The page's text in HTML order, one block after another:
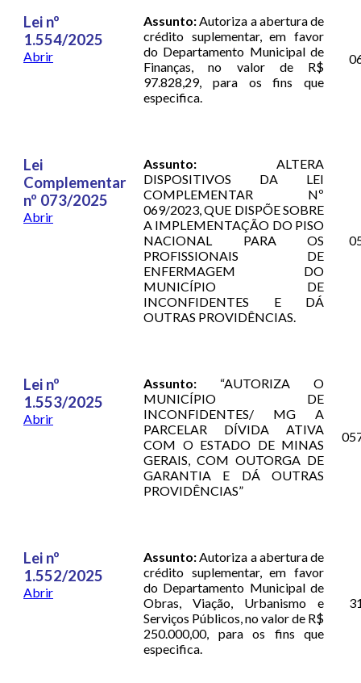
Lei nº
1.554/2025
Abrir
Assunto:Autoriza a abertura de
crédito suplementar, em favor
do Departamento Municipal de
Finanças, no valor de R$
97.828,29, para os fins que
especifica.
Lei
Complementar
nº 073/2025
Abrir
Assunto: ALTERA
DISPOSITIVOS DA LEI
COMPLEMENTAR Nº
069/2023, QUE DISPÕE SOBRE
A IMPLEMENTAÇÃO DO PISO
NACIONAL PARA OS
PROFISSIONAIS DE
ENFERMAGEM DO
MUNICÍPIO DE
INCONFIDENTES E DÁ
OUTRAS PROVIDÊNCIAS.
Lei nº
1.553/2025
Abrir
Assunto: “AUTORIZA O
MUNICÍPIO DE
INCONFIDENTES/ MG A
PARCELAR DÍVIDA ATIVA
COM O ESTADO DE MINAS
GERAIS, COM OUTORGA DE
GARANTIA E DÁ OUTRAS
PROVIDÊNCIAS”
Lei nº
1.552/2025
Abrir
Assunto:Autoriza a abertura de
crédito suplementar, em favor
do Departamento Municipal de
Obras, Viação, Urbanismo e
Serviços Públicos, no valor de R$
250.000,00, para os fins que
especifica.